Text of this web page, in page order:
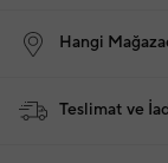
Hangi
Teslimat ve